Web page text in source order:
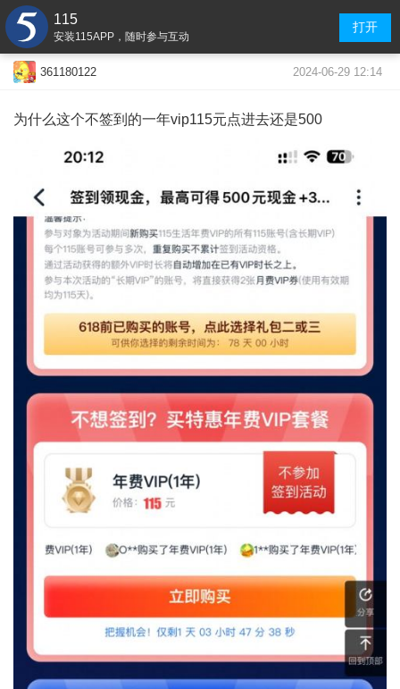
115
安装115APP，随时参与互动
打开
361180122 2024-06-29 12:14
为什么这个不签到的一年vip115元点进去还是500